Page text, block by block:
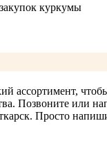
куркумы
ассортимент,
Позвоните или
Просто